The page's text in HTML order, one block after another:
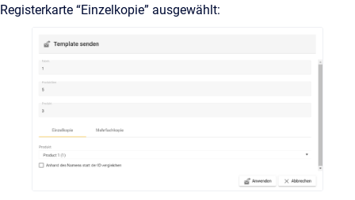
Registerkarte “Einzelkopie” ausgewählt: